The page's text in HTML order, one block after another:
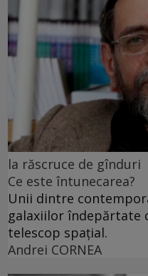
la răscruce de gînduri
Ce este întunecarea?
Unii dintre
galaxiilor îndepărtate
telescop spațial.
Andrei CORNEA